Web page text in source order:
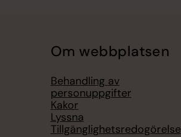
Om webbplatsen
Behandling av
personuppgifter
Kakor
Lyssna
Tillgänglighetsredogörelse